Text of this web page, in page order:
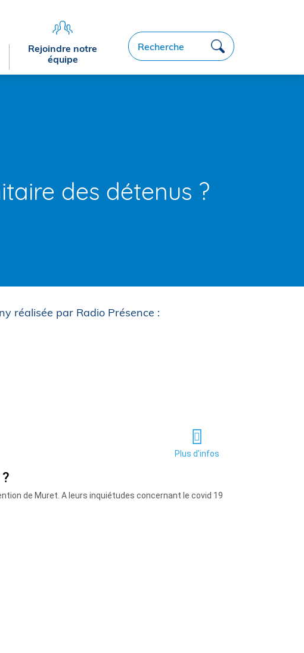
Rejoindre notre
équipe
Recherche
des détenus ?
réalisée par Radio Présence :